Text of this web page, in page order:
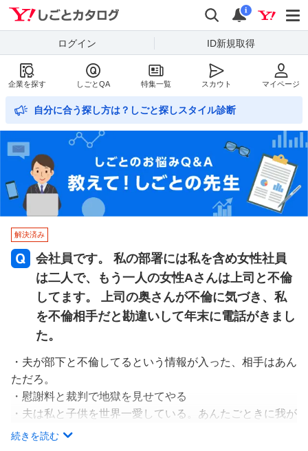
Yahoo!しごとカタログ
検索
通知
i
ログイン ID新規取得
企業を探す しごとQA 特集一覧 スカウト マイページ
自分に合う探し方は？しごと探しスタイル診断
解決済み
会社員です。 私の部署には私を含め女性社員
は二人で、もう一人の女性Aさんは上司と不倫
してます。 上司の奥さんが不倫に気づき、私
を不倫相手だと勘違いして年末に電話がきまし
た。
・夫が部下と不倫してるという情報が入った、相手はあん
ただろ。
・慰謝料と裁判で地獄を見せてやる
・夫は私と子供を世界一愛している。あんたごときに我が
家の絆は壊せない
続きを読む